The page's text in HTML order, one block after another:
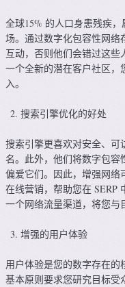
全球15% 的人口身患残疾
场。通过数字化包容性网络
互动，否则他们会错过这些
一个全新的潜在客户社区，
入。
搜索引擎优化的好处
搜索引擎更喜欢对安全、可
名。此外，他们将数字包
偏爱它们。因此，增强网络
在线营销，帮助您在 SERP
一个网络流量渠道，将您与
增强的用户体验
用户体验是您的数字存在
基本原则要求您研究目标受